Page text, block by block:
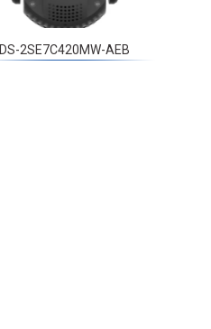
DS-2SE7C420MW-AEB